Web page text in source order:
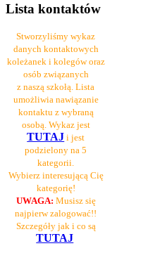
Lista kontaktów
Stworzyliśmy wykaz
danych kontaktowych
koleżanek i kolegów oraz
osób związanych
z naszą szkołą. Lista
umożliwia nawiązanie
kontaktu z wybraną
osobą. Wykaz jest
TUTAJ i jest
podzielony na 5
kategorii.
Wybierz interesującą Cię
kategorię!
UWAGA: Musisz się
najpierw zalogować!!
Szczegóły jak i co są
TUTAJ